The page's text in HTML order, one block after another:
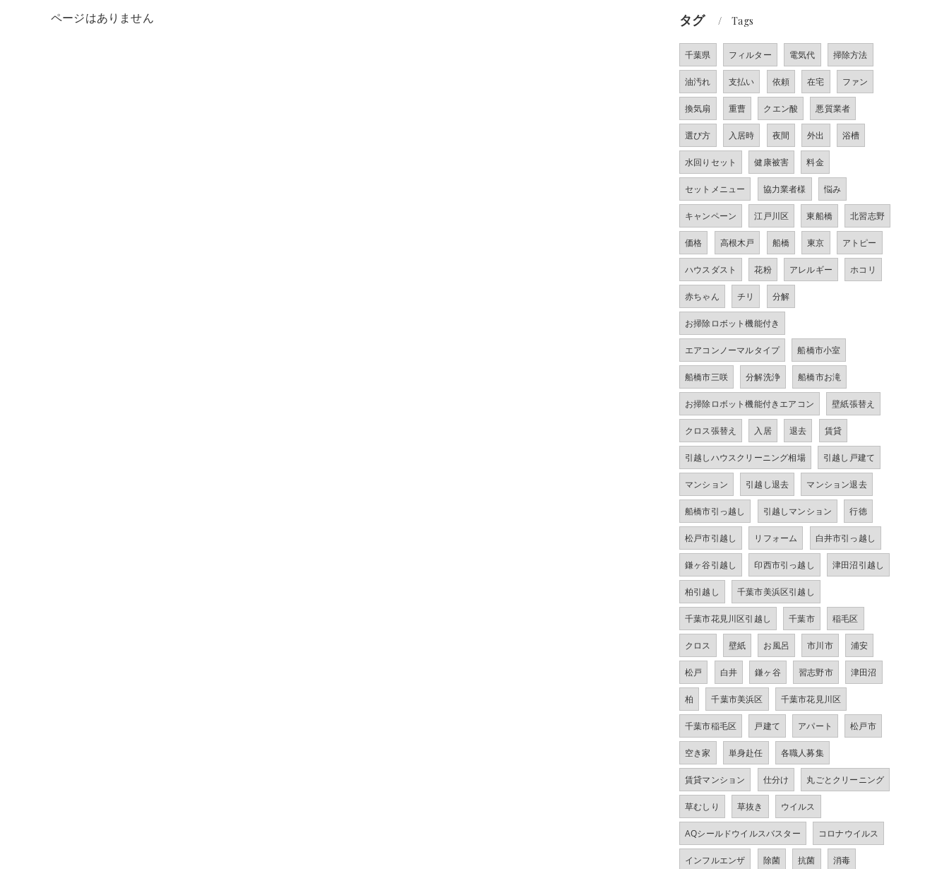
ページはありません タグ Tags
千葉県 フィルター 電気代 掃除方法
油汚れ 支払い 依頼 在宅 ファン
換気扇 重曹 クエン酸 悪質業者
選び方 入居時 夜間 外出 浴槽
水回りセット 健康被害 料金
セットメニュー 協力業者様 悩み
キャンペーン 江戸川区 東船橋 北習志野
価格 高根木戸 船橋 東京 アトピー
ハウスダスト 花粉 アレルギー ホコリ
赤ちゃん チリ 分解
お掃除ロボット機能付き
エアコンノーマルタイプ 船橋市小室
船橋市三咲 分解洗浄 船橋市お滝
お掃除ロボット機能付きエアコン 壁紙張替え
クロス張替え 入居 退去 賃貸
引越しハウスクリーニング相場 引越し戸建て
マンション 引越し退去 マンション退去
船橋市引っ越し 引越しマンション 行徳
松戸市引越し リフォーム 白井市引っ越し
鎌ヶ谷引越し 印西市引っ越し 津田沼引越し
柏引越し 千葉市美浜区引越し
千葉市花見川区引越し 千葉市 稲毛区
クロス 壁紙 お風呂 市川市 浦安
松戸 白井 鎌ヶ谷 習志野市 津田沼
柏 千葉市美浜区 千葉市花見川区
千葉市稲毛区 戸建て アパート 松戸市
空き家 単身赴任 各職人募集
賃貸マンション 仕分け 丸ごとクリーニング
草むしり 草抜き ウイルス
AQシールドウイルスバスター コロナウイルス
インフルエンザ 除菌 抗菌 消毒